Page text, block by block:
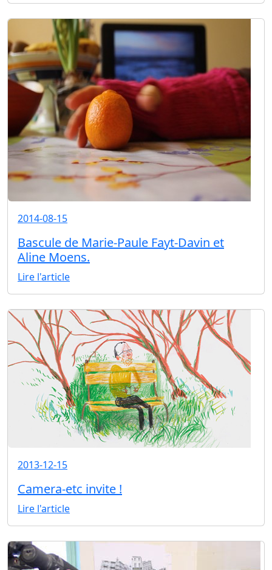
2014-08-15
Bascule de Marie-Paule Fayt-Davin et
Aline Moens.
Lire l'article
2013-12-15
Camera-etc invite !
Lire l'article